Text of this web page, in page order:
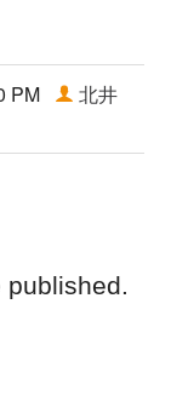
PM
北井
published.